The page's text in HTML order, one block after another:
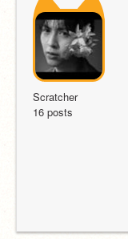
Scratcher
16 posts